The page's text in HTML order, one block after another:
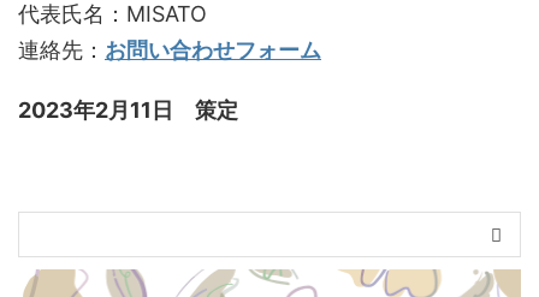
代表氏名：MISATO
連絡先： お問い合わせフォーム
2023年2月11日 策定